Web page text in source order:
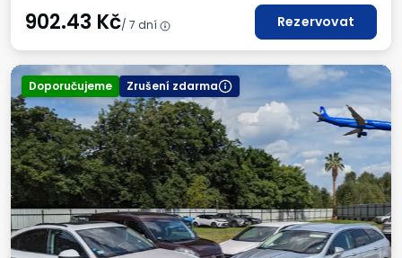
902.43 Kč/ 7 dní Rezervovat
Doporučujeme Zrušení zdarma